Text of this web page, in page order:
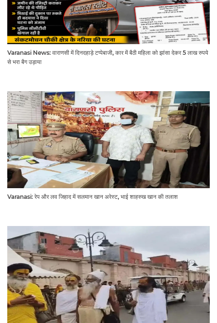
Varanasi News: वाराणसी में दिनदहाड़े टप्पेबाजी, कार में बैठी महिला को झांसा देकर 5 लाख रुपये
से भरा बैग उड़ाया
Varanasi: रेप और लव जिहाद में सलमान खान अरेस्ट, भाई शाहरुख खान की तलाश